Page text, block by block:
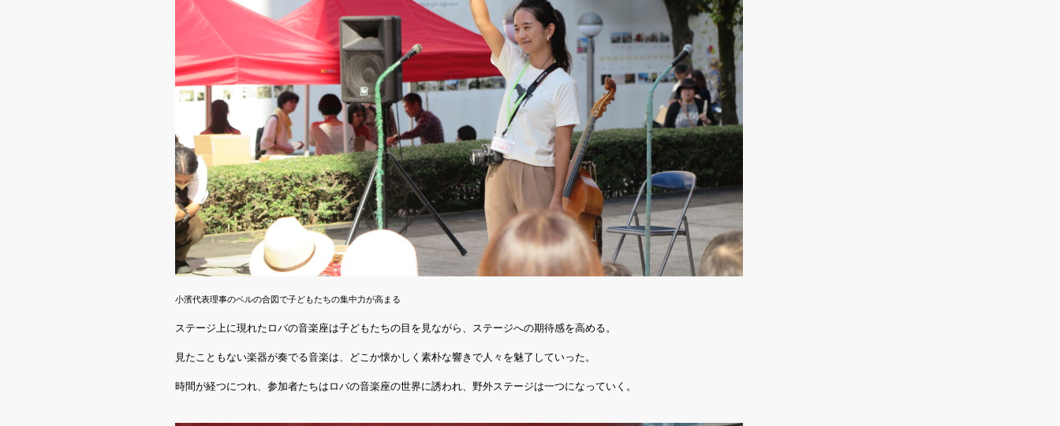
小濱代表理事のベルの合図で子どもたちの集中力が高まる
ステージ上に現れたロバの音楽座は子どもたちの目を見ながら、ステージへの期待感を高める。
見たこともない楽器が奏でる音楽は、どこか懐かしく素朴な響きで人々を魅了していった。
時間が経つにつれ、参加者たちはロバの音楽座の世界に誘われ、野外ステージは一つになっていく。